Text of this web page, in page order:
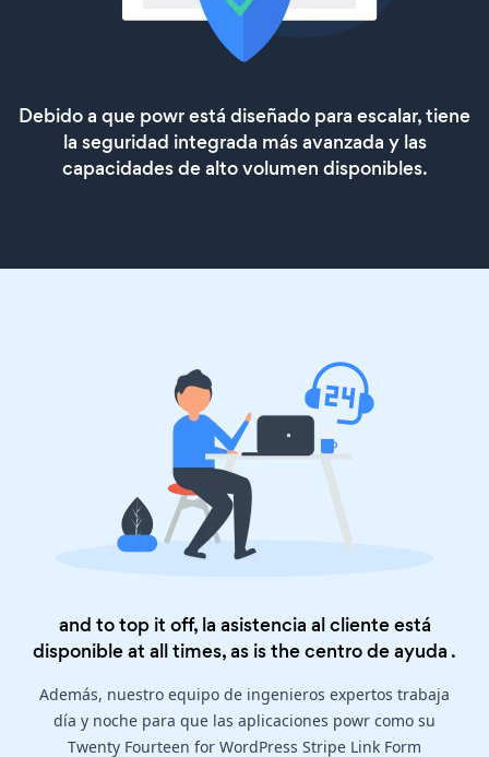
Debido a que powr está diseñado para escalar, tiene
la seguridad integrada más avanzada y las
capacidades de alto volumen disponibles.
and to top it off, la asistencia al cliente está
disponible at all times, as is thecentro de ayuda .
Además, nuestro equipo de ingenieros expertos trabaja
día y noche para que las aplicaciones powr como su
Twenty Fourteen for WordPress Stripe Link Form